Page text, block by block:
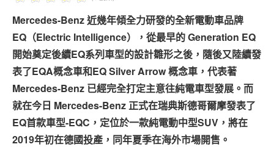
兩輪世界
Mercedes-Benz 近幾年傾全力研發的全新電動車品牌
EQ（Electric Intelligence），從最早的 Generation EQ
開始奠定後續EQ系列車型的設計雛形之後，隨後又陸續發
表了EQA概念車和EQ Silver Arrow 概念車，代表著
Mercedes-Benz 已經完全打定主意往純電車型發展。而
就在今日 Mercedes-Benz 正式在瑞典斯德哥爾摩發表了
EQ首款車型-EQC，定位於一款純電動中型SUV，將在
2019年初在德國投產，同年夏季在海外市場開售。